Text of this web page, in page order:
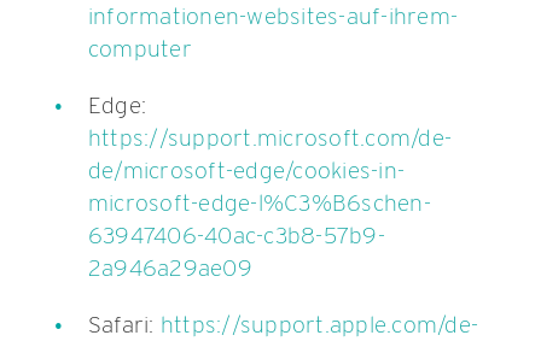
informationen-websites-auf-ihrem-
computer
Edge:
https://support.microsoft.com/de-
de/microsoft-edge/cookies-in-
microsoft-edge-l%C3%B6schen-
63947406-40ac-c3b8-57b9-
2a946a29ae09
Safari: https://support.apple.com/de-